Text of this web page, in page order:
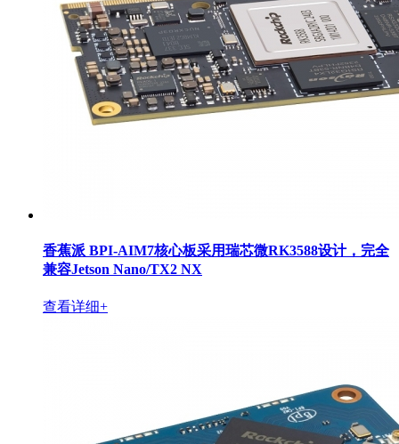
香蕉派 BPI-AIM7核心板采用瑞芯微RK3588设计，完全
兼容Jetson Nano/TX2 NX
查看详细+